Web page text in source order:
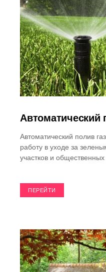
Автоматический
Автоматический полив
работу в уходе за
участков и общественных
ПЕРЕЙТИ